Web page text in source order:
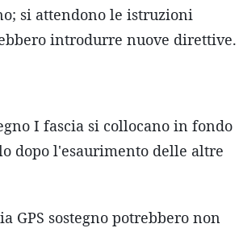
si attendono le istruzioni
introdurre nuove direttive.
I fascia si collocano in fondo
dopo l'esaurimento delle altre
GPS sostegno potrebbero non